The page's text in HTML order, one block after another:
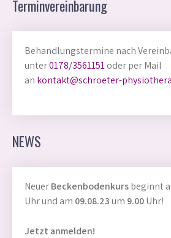
Terminvereinbarung
Behandlungstermine nach
unter0178/3561151oder per Mail
an kontakt@schroeter-
NEWS
NeuerBeckenbodenkursbeginnt
Uhr und am 09.08.23um 9.00Uhr!
Jetzt anmelden!